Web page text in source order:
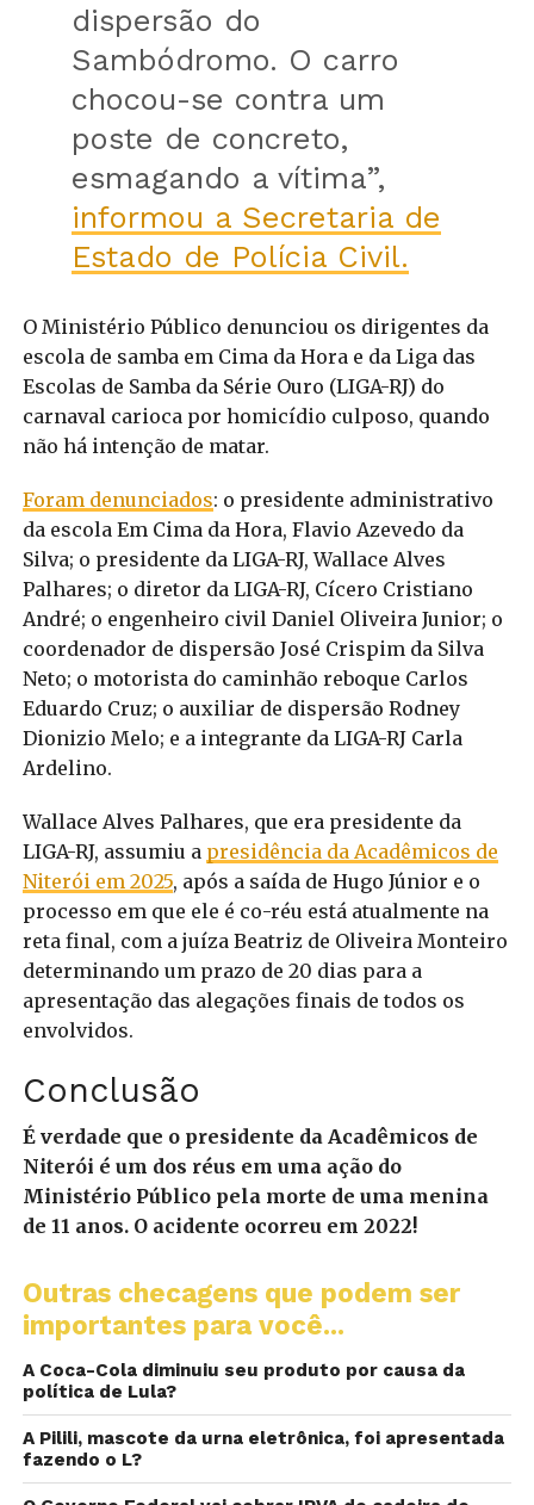
dispersão do
Sambódromo. O carro
chocou-se contra um
poste de concreto,
esmagando a vítima”,
informou a Secretaria de
Estado de Polícia Civil.
O Ministério Público denunciou os dirigentes da
escola de samba em Cima da Hora e da Liga das
Escolas de Samba da Série Ouro (LIGA-RJ) do
carnaval carioca por homicídio culposo, quando
não há intenção de matar.
Foram denunciados: o presidente administrativo
da escola Em Cima da Hora, Flavio Azevedo da
Silva; o presidente da LIGA-RJ, Wallace Alves
Palhares; o diretor da LIGA-RJ, Cícero Cristiano
André; o engenheiro civil Daniel Oliveira Junior; o
coordenador de dispersão José Crispim da Silva
Neto; o motorista do caminhão reboque Carlos
Eduardo Cruz; o auxiliar de dispersão Rodney
Dionizio Melo; e a integrante da LIGA-RJ Carla
Ardelino.
Wallace Alves Palhares, que era presidente da
LIGA-RJ, assumiu a presidência da Acadêmicos de
Niterói em 2025, após a saída de Hugo Júnior e o
processo em que ele é co-réu está atualmente na
reta final, com a juíza Beatriz de Oliveira Monteiro
determinando um prazo de 20 dias para a
apresentação das alegações finais de todos os
envolvidos.
Conclusão
É verdade que o presidente da Acadêmicos de
Niterói é um dos réus em uma ação do
Ministério Público pela morte de uma menina
de 11 anos. O acidente ocorreu em 2022!
Outras checagens que podem ser
importantes para você...
A Coca-Cola diminuiu seu produto por causa da
política de Lula?
A Pilili, mascote da urna eletrônica, foi apresentada
fazendo o L?